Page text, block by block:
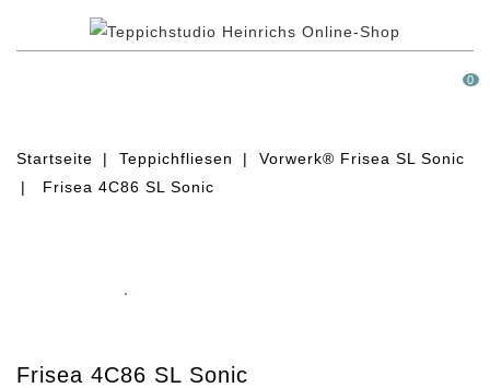
0
Startseite Teppichfliesen
Vorwerk® Frisea SL Sonic
Frisea 4C86 SL Sonic
Frisea 4C86 SL Sonic